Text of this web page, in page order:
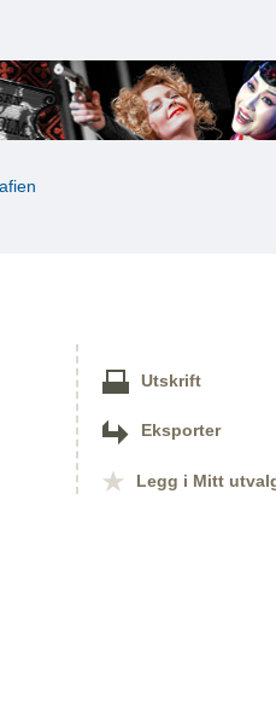
Utskrift
Eksporter
Legg i Mitt